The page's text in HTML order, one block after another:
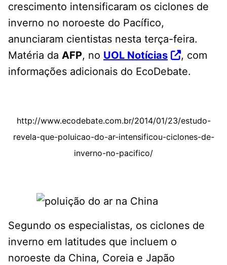
crescimento intensificaram os ciclones de
inverno no noroeste do Pacífico,
anunciaram cientistas nesta terça-feira.
Matéria da AFP, no UOL Notícias
, com
informações adicionais do EcoDebate.
http://www.ecodebate.com.br/2014/01/23/estudo-
revela-que-poluicao-do-ar-intensificou-ciclones-de-
inverno-no-pacifico/
Segundo os especialistas, os ciclones de
inverno em latitudes que incluem o
noroeste da China, Coreia e Japão